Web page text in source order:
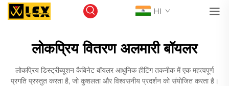
HI
लोकप्रिय वितरण अलमारी बॉयलर
लोकप्रिय डिस्ट्रीब्यूशन कैबिनेट बॉयलर आधुनिक हीटिंग तकनीक में एक महत्वपूर्ण
प्रगति प्रस्तुत करता है, जो कुशलता और विश्वसनीय प्रदर्शन को संयोजित करता है।